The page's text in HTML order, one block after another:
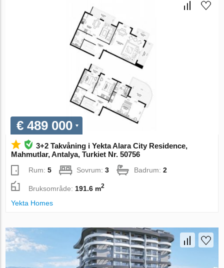
€ 489 000
3+2 Takvåning i Yekta Alara City Residence,
Mahmutlar, Antalya, Turkiet Nr. 50756
Rum:5 Sovrum:3 Badrum:2
Bruksområde: 191.6 m2
Yekta Homes